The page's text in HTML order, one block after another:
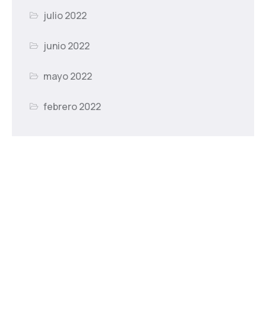
julio 2022
junio 2022
mayo 2022
febrero 2022